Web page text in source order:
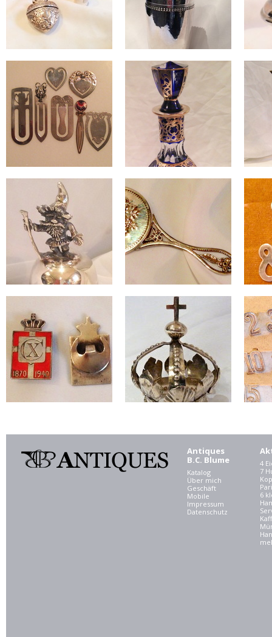
Antiques
B.C. Blume
Katalog
Über mich
Geschäft
Mobile
Impressum
Datenschutz
4
7
6